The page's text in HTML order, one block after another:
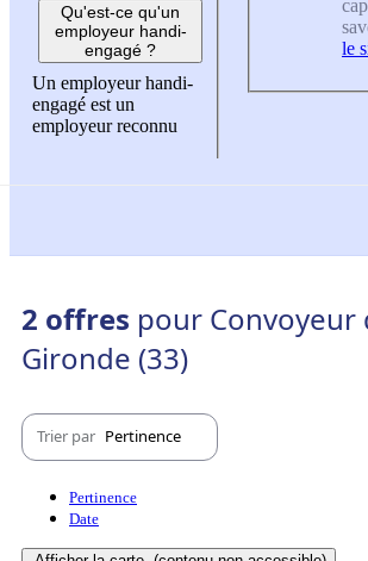
Qu'est-ce qu'un
employeur handi-
engagé ?
Un employeur handi-
engagé est un
employeur reconnu
le
2 offres pour Convoyeur
Gironde (33)
Trier par Pertinence
Pertinence
Date